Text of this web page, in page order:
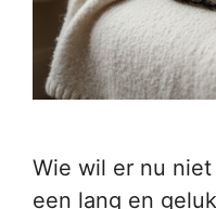
Wie wil er nu
een lang en